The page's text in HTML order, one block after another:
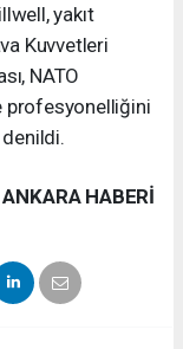
yakıt
Kuvvetleri
NATO
profesyonelliğini
ANKARA HABERİ